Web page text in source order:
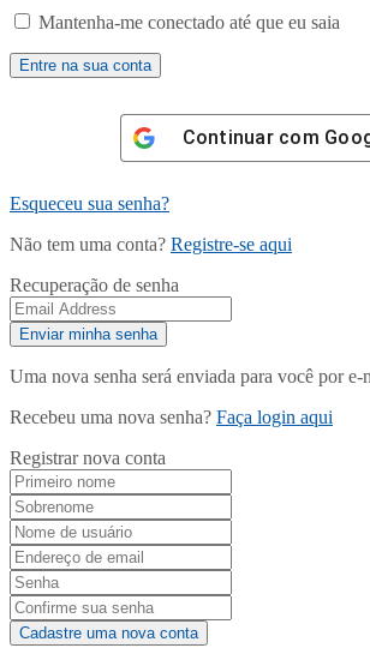
Mantenha-me conectado até que eu saia
Continuar com
Esqueceu sua senha?
Não tem uma conta? Registre-se aqui
Recuperação de senha
Uma nova senha será enviada para você por e-
Recebeu uma nova senha? Faça login aqui
Registrar nova conta